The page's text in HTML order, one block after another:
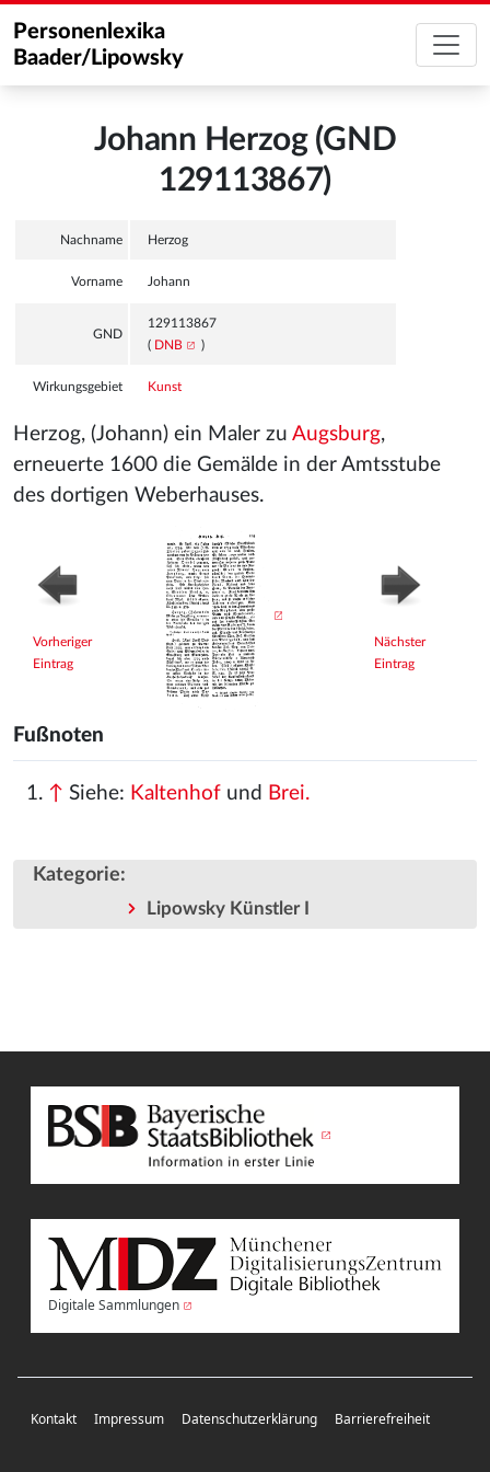
Personenlexika
Baader/Lipowsky
Johann Herzog (GND
129113867)
Nachname Herzog
Vorname Johann
GND
129113867
( DNB )
Wirkungsgebiet Kunst
Herzog, (Johann) ein Maler zu Augsburg,
erneuerte 1600 die Gemälde in der Amtsstube
des dortigen Weberhauses.
Vorheriger
Eintrag
Nächster
Eintrag
Fußnoten
↑ Siehe: Kaltenhof und Brei.
Kategorie:
Lipowsky Künstler I
Digitale Sammlungen
Kontakt Impressum Datenschutzerklärung Barrierefreiheit